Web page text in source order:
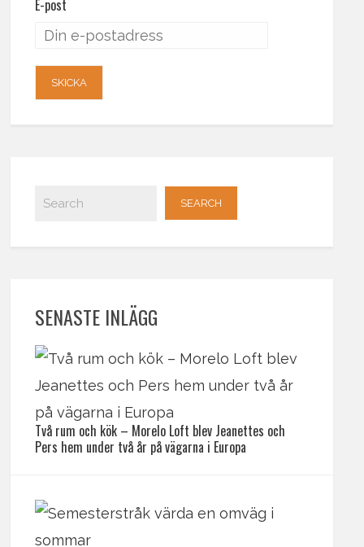
E-post
SENASTE INLÄGG
Två rum och kök – Morelo Loft blev Jeanettes och
Pers hem under två år på vägarna i Europa